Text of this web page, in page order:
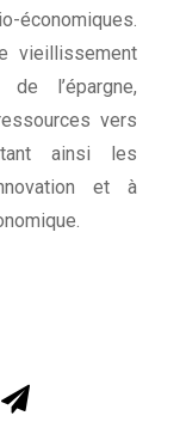
vieillissement
l’épargne,
vers
ainsi les
et à